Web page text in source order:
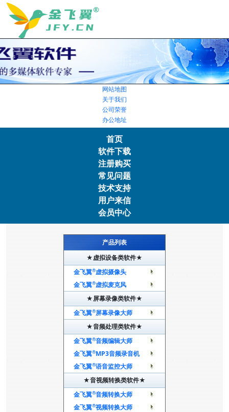
网站地图
关于我们
公司荣誉
办公地址
首页
软件下载
注册购买
常见问题
技术支持
用户来信
会员中心
产品列表
★虚拟设备类软件★
金飞翼®虚拟摄像头
金飞翼®虚拟麦克风
★屏幕录像类软件★
金飞翼®屏幕录像大师
★音频处理类软件★
金飞翼®音频编辑大师
金飞翼®MP3音频录音机
金飞翼®语音监控大师
★音视频转换类软件★
金飞翼®音频转换大师
金飞翼®视频转换大师